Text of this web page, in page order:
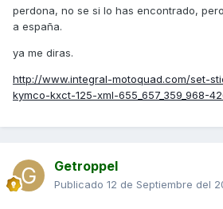
perdona, no se si lo has encontrado,
a españa.
ya me diras.
http://www.integral-motoquad.com/set-
kymco-kxct-125-xml-655_657_359_968-
Getroppel
Publicado 12 de Septiembre del